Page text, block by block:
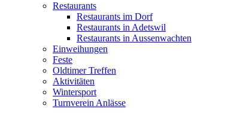
Restaurants
Restaurants im Dorf
Restaurants in Adetswil
Restaurants in Aussenwachten
Einweihungen
Feste
Oldtimer Treffen
Aktivitäten
Wintersport
Turnverein Anlässe